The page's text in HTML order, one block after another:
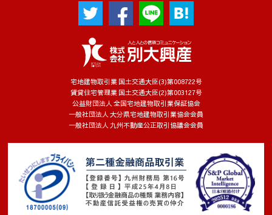
宅地建物取引業 国土交通大臣(3)第008722号
賃貸住宅管理業 国土交通大臣(2)第003127号
公益財団法人 全国宅地建物取引業保証協会
一般社団法人 大分県宅地建物取引業協会会員
一般社団法人 九州不動産公正取引協議会会員